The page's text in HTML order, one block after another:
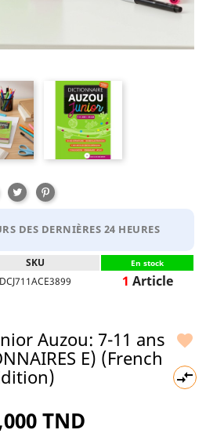
TweetPinterest
DES DERNIÈRES 24 HEURES
SKU En stock
DCJ711ACE3899 1 Article


Auzou: 7-11 ans
E) (French
TND